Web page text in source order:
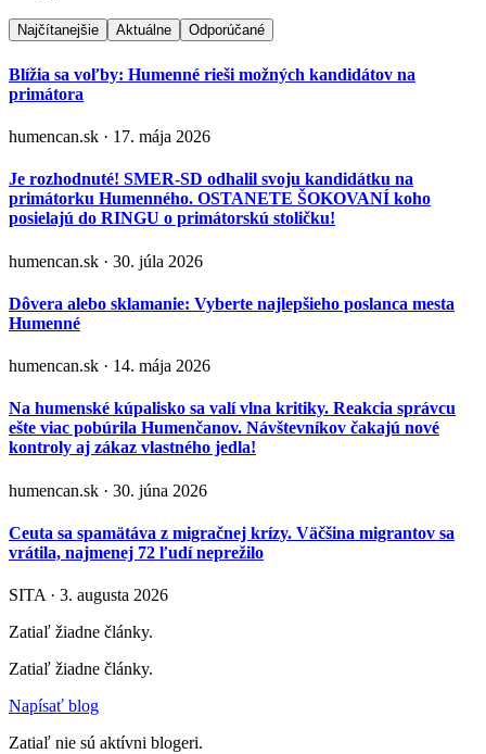
Najčítanejšie Aktuálne Odporúčané
Blížia sa voľby: Humenné rieši možných kandidátov na
primátora
humencan.sk · 17. mája 2026
Je rozhodnuté! SMER-SD odhalil svoju kandidátku na
primátorku Humenného. OSTANETE ŠOKOVANÍ koho
posielajú do RINGU o primátorskú stoličku!
humencan.sk · 30. júla 2026
Dôvera alebo sklamanie: Vyberte najlepšieho poslanca mesta
Humenné
humencan.sk · 14. mája 2026
Na humenské kúpalisko sa valí vlna kritiky. Reakcia správcu
ešte viac pobúrila Humenčanov. Návštevníkov čakajú nové
kontroly aj zákaz vlastného jedla!
humencan.sk · 30. júna 2026
Ceuta sa spamätáva z migračnej krízy. Väčšina migrantov sa
vrátila, najmenej 72 ľudí neprežilo
SITA · 3. augusta 2026
Zatiaľ žiadne články.
Zatiaľ žiadne články.
Napísať blog
Zatiaľ nie sú aktívni blogeri.